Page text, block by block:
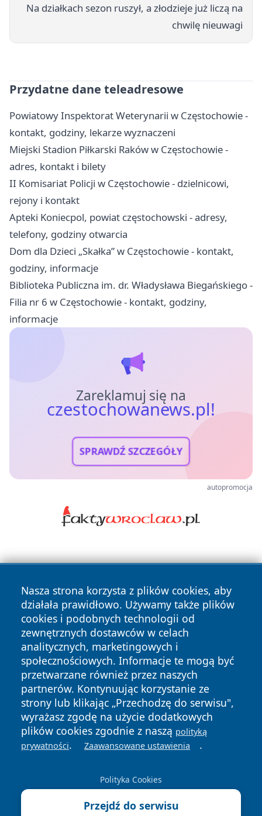
Na działkach sezon ruszył, a złodzieje już liczą na
chwilę nieuwagi
Przydatne dane teleadresowe
Powiatowy Inspektorat Weterynarii w Częstochowie -
kontakt, godziny, lekarze wyznaczeni
Miejski Stadion Piłkarski Raków w Częstochowie -
adres, kontakt i bilety
II Komisariat Policji w Częstochowie - dzielnicowi,
rejony i kontakt
Apteki Koniecpol, powiat częstochowski - adresy,
telefony, godziny otwarcia
Dom dla Dzieci „Skałka” w Częstochowie - kontakt,
godziny, informacje
Biblioteka Publiczna im. dr. Władysława Biegańskiego -
Filia nr 6 w Częstochowie - kontakt, godziny,
informacje
Zareklamuj się na
czestochowanews.pl!
SPRAWDŹ SZCZEGÓŁY
autopromocja
Nasza strona korzysta z plików cookies, aby
działała prawidłowo. Używamy także plików
cookies i podobnych technologii od
zewnętrznych dostawców w celach
analitycznych, marketingowych i
społecznościowych. Informacje te mogą być
przetwarzane również przez naszych
partnerów. Kontynuując korzystanie ze
strony lub klikając „Przechodzę do serwisu",
wyrażasz zgodę na użycie dodatkowych
plików cookies zgodnie z naszą polityką
prywatności. Zaawansowane ustawienia .
Polityka Cookies
Przejdź do serwisu
Copyright © 2026 czestochowanews.pl Wszystkie prawa
zastrzeżone.
News Autorzy
Polityka
Prywatności
Polityka
Cookies
cześć